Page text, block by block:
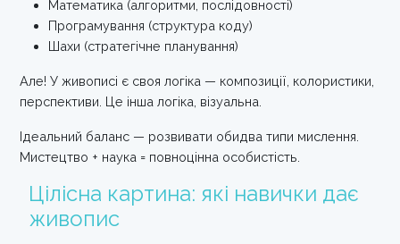
Математика (алгоритми, послідовності)
Програмування (структура коду)
Шахи (стратегічне планування)
Але! У живописі є своя логіка — композиції, колористики,
перспективи. Це інша логіка, візуальна.
Ідеальний баланс — розвивати обидва типи мислення.
Мистецтво + наука = повноцінна особистість.
Цілісна картина: які навички дає
живопис